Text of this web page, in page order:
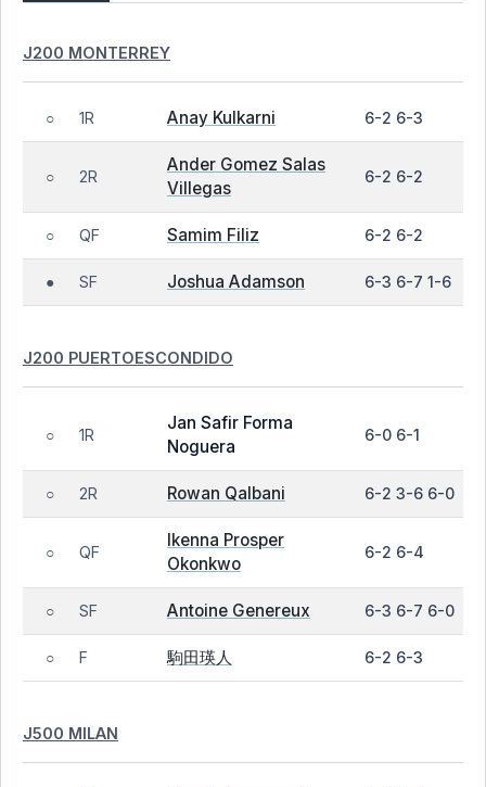
J200 MONTERREY
○ 1R Anay Kulkarni 6-2 6-3
○ 2R
Ander Gomez Salas
Villegas
6-2 6-2
○ QF Samim Filiz 6-2 6-2
● SF Joshua Adamson 6-3 6-7 1-6
J200 PUERTOESCONDIDO
○ 1R
Jan Safir Forma
Noguera
6-0 6-1
○ 2R Rowan Qalbani 6-2 3-6 6-0
○ QF
Ikenna Prosper
Okonkwo
6-2 6-4
○ SF Antoine Genereux 6-3 6-7 6-0
○ F 駒田瑛人 6-2 6-3
J500 MILAN